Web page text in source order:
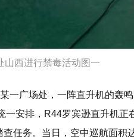
山西进行禁毒活动图一
广场处，一阵直升机的轰
安排，R44罗宾逊直升机正
任务。当日，空中巡航面积